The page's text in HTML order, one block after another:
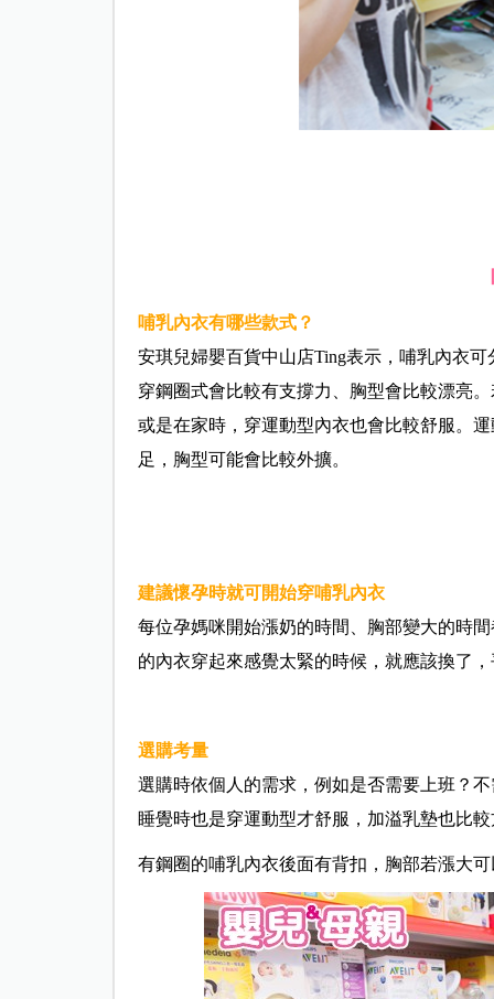
哺乳內衣有哪些款式？
安琪兒婦嬰百貨中山店Ting表示，哺乳內衣
穿鋼圈式會比較有支撐力、胸型會比較漂亮
或是在家時，穿運動型內衣也會比較舒服。
足，胸型可能會比較外擴。
建議懷孕時就可開始穿哺乳內衣
每位孕媽咪開始漲奶的時間、胸部變大的時
的內衣穿起來感覺太緊的時候，就應該換了
選購考量
選購時依個人的需求，例如是否需要上班？
睡覺時也是穿運動型才舒服，加溢乳墊也比
有鋼圈的哺乳內衣後面有背扣，胸部若漲大